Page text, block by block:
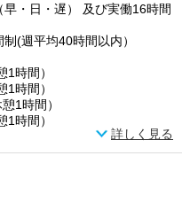
・日・遅） 及び実働16時間
(週平均40時間以内）
1時間）
1時間）
1時間）
1時間）
詳しく見る